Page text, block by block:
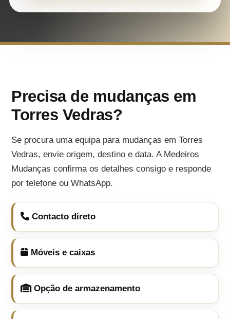
Precisa de mudanças em
Torres Vedras?
Se procura uma equipa para mudanças em Torres
Vedras, envie origem, destino e data. A Medeiros
Mudanças confirma os detalhes consigo e responde
por telefone ou WhatsApp.
Contacto direto
Móveis e caixas
Opção de armazenamento